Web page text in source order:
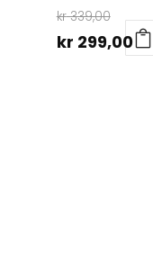
kr339,00
pris
kr 299,00